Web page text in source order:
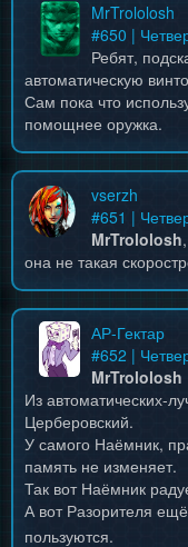
MrTrololosh
#650 |
Ребят,
автоматическую
Сам пока что
помощнее оружка.
vserzh
#651 |
MrTrololosh
она не такая
АР-Гектар
#652 |
MrTrololosh
Из автоматических-
Церберовский.
У самого Наёмник,
память не изменяет.
Так вот Наёмник
А вот Разорителя
пользуются.